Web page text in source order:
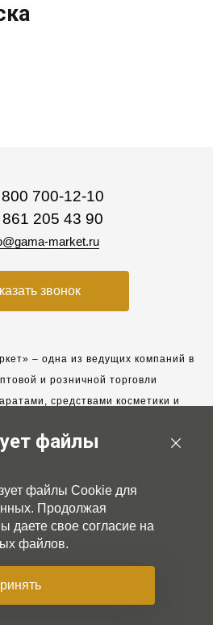
700-12-10
861 205 43 90
market.ru
звонок
– одна из ведущих компаний в
и розничной торговли
средствами косметики и
Мы приглашаем к сотрудничеству
рассчитываем на взаимовыгодные,
партнерские отношения.
файлы
файлы Cookie для
Продолжая
даете свое согласие на
файлов.